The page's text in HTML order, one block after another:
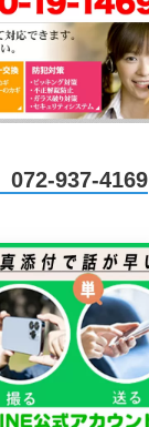
072-937-4169